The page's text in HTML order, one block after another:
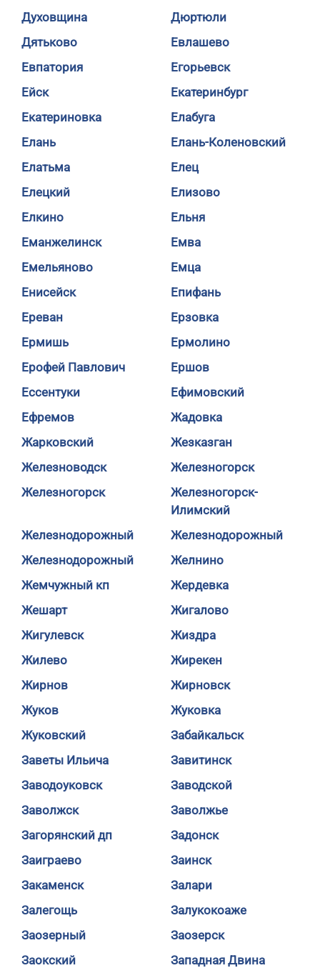
Духовщина
Дюртюли
Дятьково
Евлашево
Евпатория
Егорьевск
Ейск
Екатеринбург
Екатериновка
Елабуга
Елань
Елань-Коленовский
Елатьма
Елец
Елецкий
Елизово
Елкино
Ельня
Еманжелинск
Емва
Емельяново
Емца
Енисейск
Епифань
Ереван
Ерзовка
Ермишь
Ермолино
Ерофей Павлович
Ершов
Ессентуки
Ефимовский
Ефремов
Жадовка
Жарковский
Жезказган
Железноводск
Железногорск
Железногорск
Железногорск-
Илимский
Железнодорожный
Железнодорожный
Железнодорожный
Желнино
Жемчужный кп
Жердевка
Жешарт
Жигалово
Жигулевск
Жиздра
Жилево
Жирекен
Жирнов
Жирновск
Жуков
Жуковка
Жуковский
Забайкальск
Заветы Ильича
Завитинск
Заводоуковск
Заводской
Заволжск
Заволжье
Загорянский дп
Задонск
Заиграево
Заинск
Закаменск
Залари
Залегощь
Залукокоаже
Заозерный
Заозерск
Заокский
Западная Двина